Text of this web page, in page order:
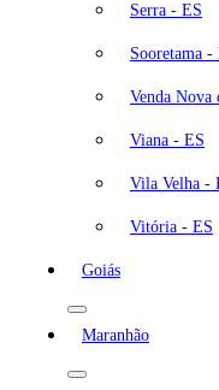
Serra - ES
Sooretama -
Venda
Viana - ES
Vila Velha -
Vitória - ES
Goiás
Maranhão